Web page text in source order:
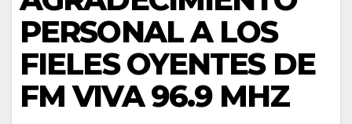
PERSONAL A LOS
FIELES OYENTES DE
FM VIVA 96.9 MHZ